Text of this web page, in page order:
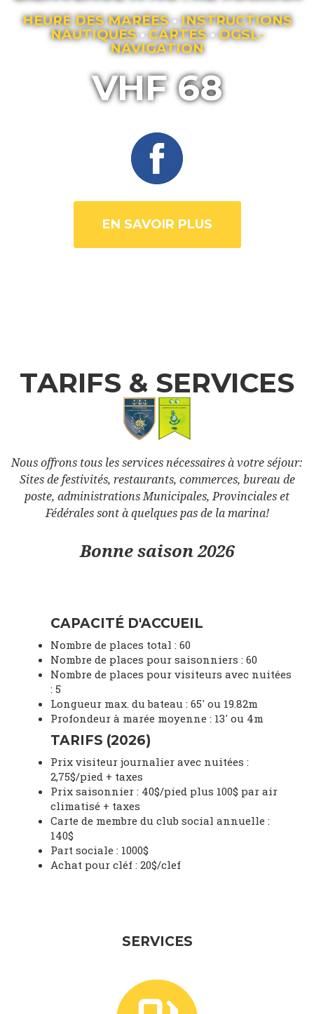
HEURE DES MARÉES•INSTRUCTIONS
NAUTIQUES • CARTES• OGSL-
NAVIGATION
VHF 68
EN SAVOIR PLUS
TARIFS & SERVICES
Nous offrons tous les services nécessaires à votre séjour:
Sites de festivités, restaurants, commerces, bureau de
poste, administrations Municipales, Provinciales et
Fédérales sont à quelques pas de la marina!
Bonne saison 2026
CAPACITÉ D'ACCUEIL
Nombre de places total : 60
Nombre de places pour saisonniers : 60
Nombre de places pour visiteurs avec nuitées
: 5
Longueur max. du bateau : 65' ou 19.82m
Profondeur à marée moyenne : 13' ou 4m
TARIFS (2026)
Prix visiteur journalier avec nuitées :
2,75$/pied + taxes
Prix saisonnier : 40$/pied plus 100$ par air
climatisé + taxes
Carte de membre du club social annuelle :
140$
Part sociale : 1000$
Achat pour cléf : 20$/clef
SERVICES